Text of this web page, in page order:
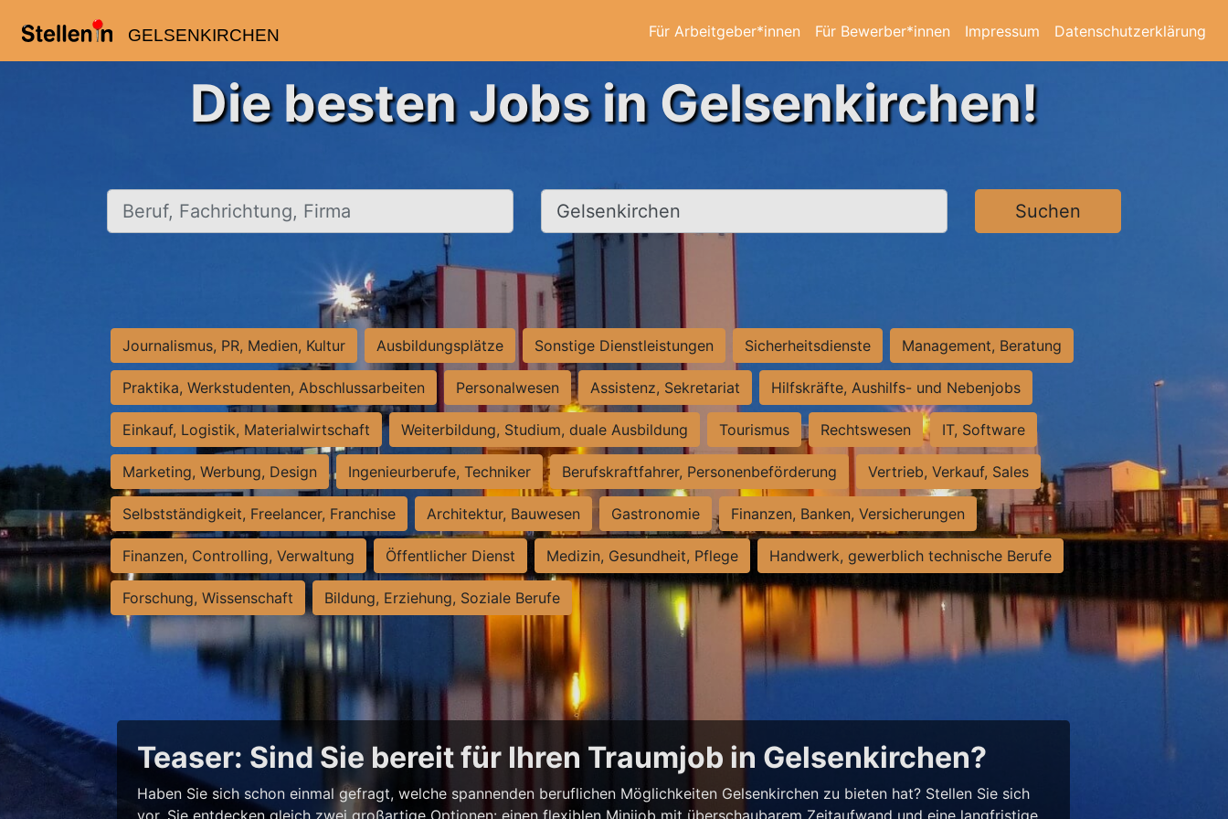
GELSENKIRCHEN Für Arbeitgeber*innen Für Bewerber*innen Impressum Datenschutzerklärung
Die besten Jobs in Gelsenkirchen!
Beruf, Fachrichtung, Firma Ort, Stadt Suchen
Journalismus, PR, Medien, Kultur Ausbildungsplätze Sonstige Dienstleistungen Sicherheitsdienste Management, Beratung
Praktika, Werkstudenten, Abschlussarbeiten Personalwesen Assistenz, Sekretariat Hilfskräfte, Aushilfs- und Nebenjobs
Einkauf, Logistik, Materialwirtschaft Weiterbildung, Studium, duale Ausbildung Tourismus Rechtswesen IT, Software
Marketing, Werbung, Design Ingenieurberufe, Techniker Berufskraftfahrer, Personenbeförderung Vertrieb, Verkauf, Sales
Selbstständigkeit, Freelancer, Franchise Architektur, Bauwesen Gastronomie Finanzen, Banken, Versicherungen
Finanzen, Controlling, Verwaltung Öffentlicher Dienst Medizin, Gesundheit, Pflege Handwerk, gewerblich technische Berufe
Forschung, Wissenschaft Bildung, Erziehung, Soziale Berufe
Teaser: Sind Sie bereit für Ihren Traumjob in Gelsenkirchen?
Haben Sie sich schon einmal gefragt, welche spannenden beruflichen Möglichkeiten Gelsenkirchen zu bieten hat? Stellen Sie sich